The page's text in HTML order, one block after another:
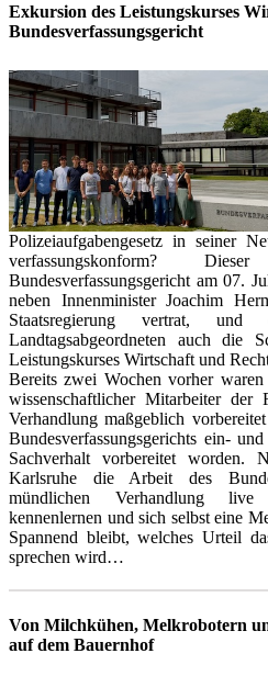
Exkursion des Leistungskurses
Bundesverfassungsgericht
Polizeiaufgabengesetz in seiner
verfassungskonform?
Bundesverfassungsgericht am 07.
neben Innenminister Joachim
Staatsregierung vertrat, und
Landtagsabgeordneten auch die
Leistungskurses Wirtschaft und
Bereits zwei Wochen vorher
wissenschaftlicher Mitarbeiter
Verhandlung maßgeblich
Bundesverfassungsgerichts ein-
Sachverhalt vorbereitet
Karlsruhe die Arbeit des
mündlichen Verhandlung live
kennenlernen und sich selbst eine
Spannend bleibt, welches Urteil
sprechen wird…
Von Milchkühen, Melkrobotern
auf dem Bauernhof